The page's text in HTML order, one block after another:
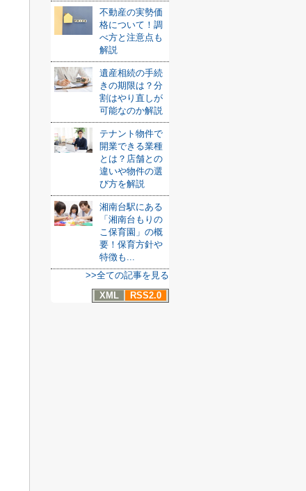
不動産の実勢価
格について！調
べ方と注意点も
解説
遺産相続の手続
きの期限は？分
割はやり直しが
可能なのか解説
テナント物件で
開業できる業種
とは？店舗との
違いや物件の選
び方を解説
湘南台駅にある
「湘南台もりの
こ保育園」の概
要！保育方針や
特徴も...
>>全ての記事を見る
XML
RSS2.0